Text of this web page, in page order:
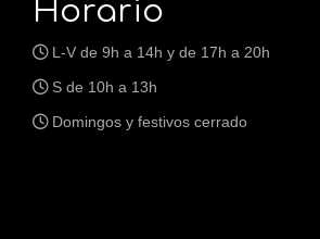
Horario
L-V de 9h a 14h y de 17h a 20h
S de 10h a 13h
Domingos y festivos cerrado